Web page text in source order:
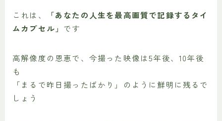
これは、
「あなたの人生を最高画質で記録するタイ
ムカプセル」 です
高解像度の恩恵で、今撮った映像は5年後、10年後
も
「まるで昨日撮ったばかり」のように鮮明に残るで
しょう